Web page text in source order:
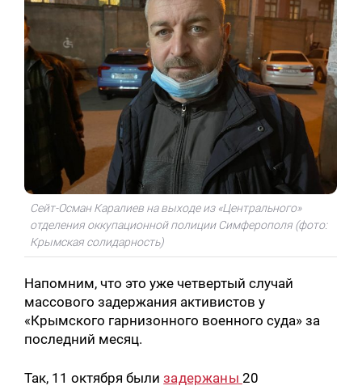
Сейт-Осман Каралиев на выходе из «Центрального»
отделения оккупационной полиции Симферополя (фото:
Крымская солидарность)
Напомним, что это уже четвертый случай
массового задержания активистов у
«Крымского гарнизонного военного суда» за
последний месяц.
Так, 11 октября былизадержаны 20